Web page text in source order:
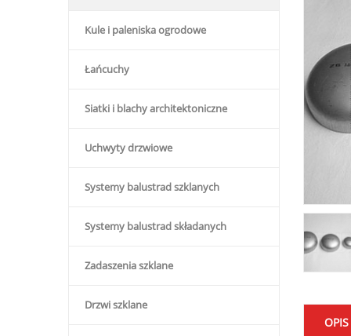
Kule i paleniska ogrodowe
Łańcuchy
Siatki i blachy architektoniczne
Uchwyty drzwiowe
Systemy balustrad szklanych
Systemy balustrad składanych
Zadaszenia szklane
Drzwi szklane
OPIS